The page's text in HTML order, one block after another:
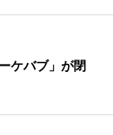
ケバブ」が閉